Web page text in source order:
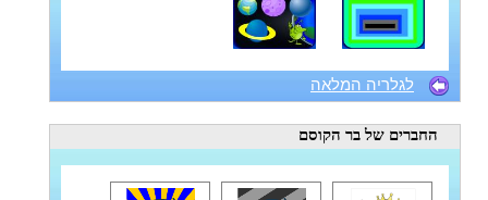
לגלריה המלאה
החברים של בר הקוסם